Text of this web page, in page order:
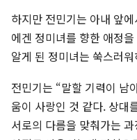
하지만 전민기는 아내 앞
에겐 정미녀를 향한 애정
알게 된 정미녀는 쑥스러
전민기는 “말할 기력이 남
움이 사랑인 것 같다. 상대
서로의 다름을 맞춰가는